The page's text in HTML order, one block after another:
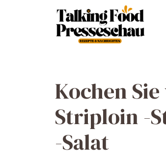
Kochen
Striploin -
-Salat